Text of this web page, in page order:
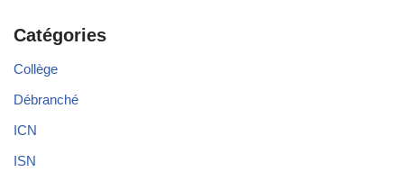
Catégories
Collège
Débranché
ICN
ISN